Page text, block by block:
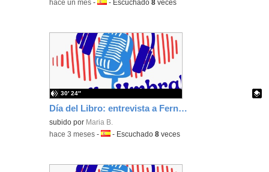
-hace un mes -Idioma:
- Escuchado8 veces
Día del Libro: entrevista a Fernando Lalana
Contenido educativo.
subido por Maria B.
30′ 24″
-hace 3 meses -Idioma:
- Escuchado8 veces